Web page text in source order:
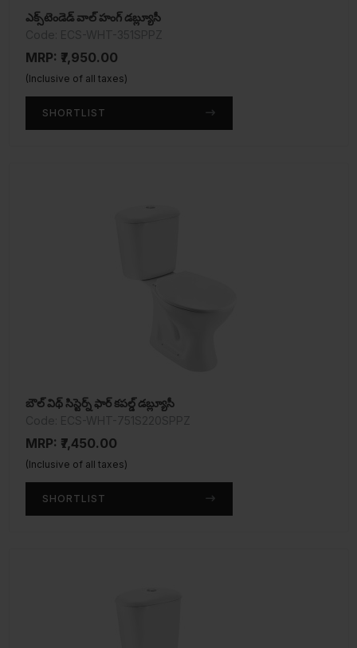
ఎక్స్‌టెండెడ్ వాల్ హంగ్ డబ్ల్యూసీ
MRP: ₹7,950.00
(Inclusive of all taxes)
SHORTLIST
బౌల్ విథ్ సిస్టెర్న్ ఫార్ కపల్డ్ డబ్ల్యూసీ
MRP: ₹7,450.00
(Inclusive of all taxes)
SHORTLIST